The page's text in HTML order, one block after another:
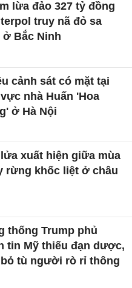
lừa đảo 327 tỷ đồng
truy nã đỏ sa
Bắc Ninh
cảnh sát có mặt tại
nhà Huấn 'Hoa
ở Hà Nội
xuất hiện giữa mùa
rừng khốc liệt ở châu
thống Trump phủ
tin Mỹ thiếu đạn dược,
tù người rò rỉ thông